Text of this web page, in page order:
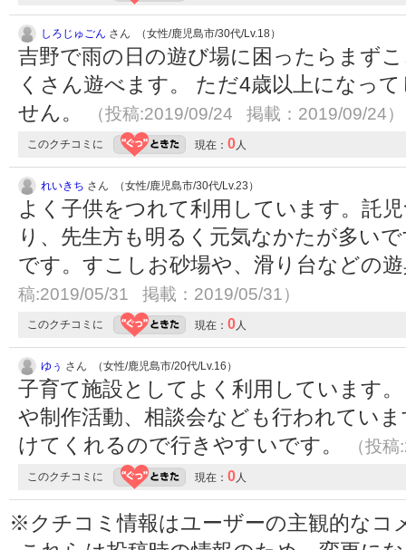
しろじゅごん さん （女性/鹿児島市/30代/Lv.18）
吉野で雨の日の遊び場に困ったらまず
くさん遊べます。 ただ4歳以上になっ
せん。
（投稿:2019/09/24 掲載：2019/09/24）
このクチコミに 現在： 0 人
れいきち さん （女性/鹿児島市/30代/Lv.23）
よく子供をつれて利用しています。託
り、先生方も明るく元気なかたが多い
です。すこしお砂場や、滑り台などの
稿:2019/05/31 掲載：2019/05/31）
このクチコミに 現在： 0 人
ゆぅ さん （女性/鹿児島市/20代/Lv.16）
子育て施設としてよく利用しています
や制作活動、相談会なども行われてい
けてくれるので行きやすいです。
（投
このクチコミに 現在： 0 人
※クチコミ情報はユーザーの主観的なコ